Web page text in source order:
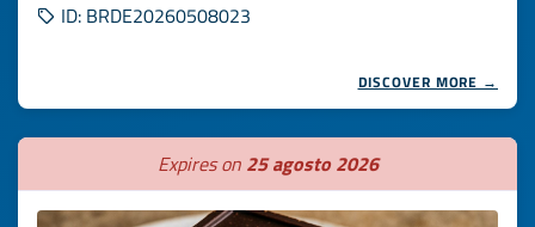
ID: BRDE20260508023
DISCOVER MORE →
Expires on 25 agosto 2026